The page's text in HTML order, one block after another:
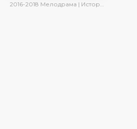
2016-2018 Мелодрама | Исторический | Военный | Turok1990